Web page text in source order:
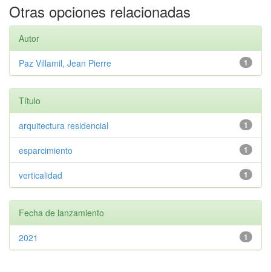
Otras opciones relacionadas
Autor
1
Paz Villamil, Jean Pierre
Título
1
arquitectura residencial
1
esparcimiento
1
verticalidad
Fecha de lanzamiento
1
2021